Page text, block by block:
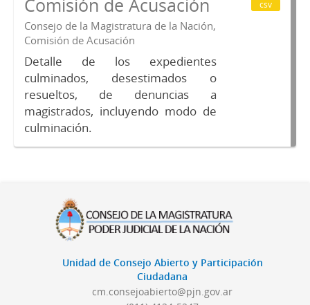
Comisión de Acusación
Consejo de la Magistratura de la Nación,
Comisión de Acusación
Detalle de los expedientes
culminados, desestimados o
resueltos, de denuncias a
magistrados, incluyendo modo de
culminación.
csv
Unidad de Consejo Abierto y Participación
Ciudadana
cm.consejoabierto@pjn.gov.ar